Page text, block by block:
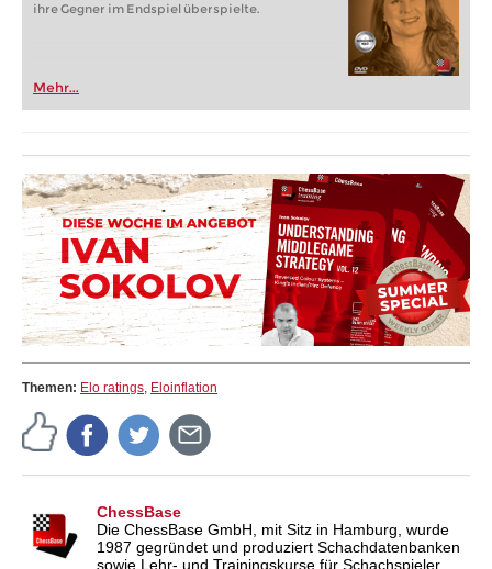
ihre Gegner im Endspiel überspielte.
Mehr...
Themen: Elo ratings, Eloinflation
ChessBase
Die ChessBase GmbH, mit Sitz in Hamburg, wurde
1987 gegründet und produziert Schachdatenbanken
sowie Lehr- und Trainingskurse für Schachspieler.